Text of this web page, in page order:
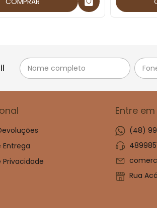
Entrega
Privacidade
Entre
(48)
Rua